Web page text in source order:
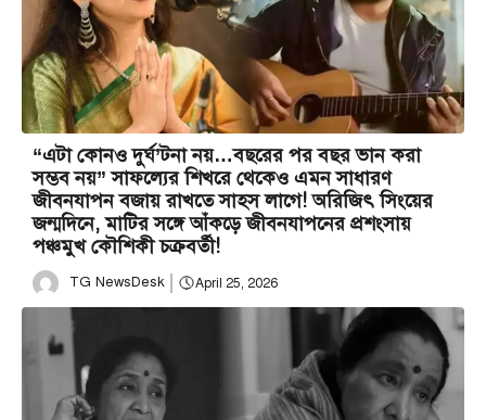
“এটা কোনও দুর্ঘ’টনা নয়…বছরের পর বছর ভান করা
সম্ভব নয়” সাফল্যের শিখরে থেকেও এমন সাধারণ
জীবনযাপন বজায় রাখতে সাহস লাগে! অরিজিৎ সিংয়ের
জন্মদিনে, মাটির সঙ্গে আঁকড়ে জীবনযাপনের প্রশংসায়
পঞ্চমুখ কৌশিকী চক্রবর্তী!
TG NewsDesk April 25, 2026